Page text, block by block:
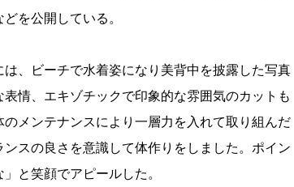
を公開している。
、ビーチで水着姿になり美背中を披露した写真
情、エキゾチックで印象的な雰囲気のカットも
メンテナンスにより一層力を入れて取り組んだ
スの良さを意識して体作りをしました。ポイン
と笑顔でアピールした。